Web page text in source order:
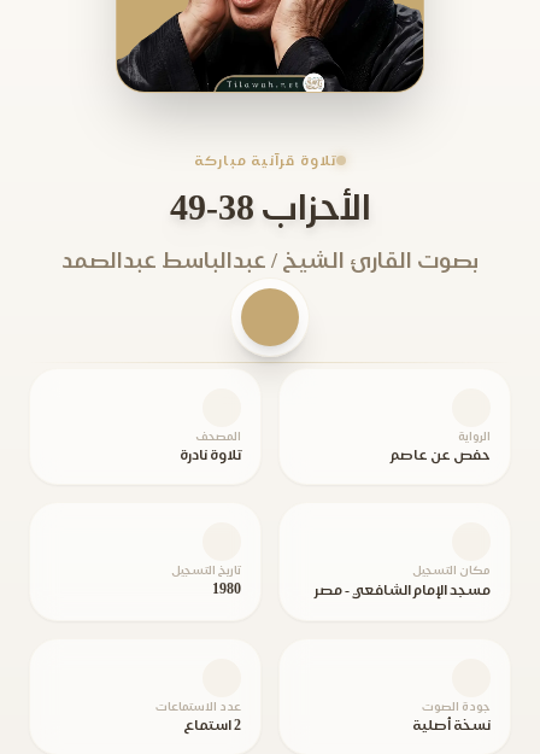
تلاوة قرآنية مباركة
الأحزاب 38-49
بصوت القارئ الشيخ / عبدالباسط عبدالصمد
الرواية
حفص عن عاصم
المصحف
تلاوة نادرة
مكان التسجيل
مسجد الإمام الشافعي - مصر
تاريخ التسجيل
1980
جودة الصوت
نسخة أصلية
عدد الاستماعات
2 استماع